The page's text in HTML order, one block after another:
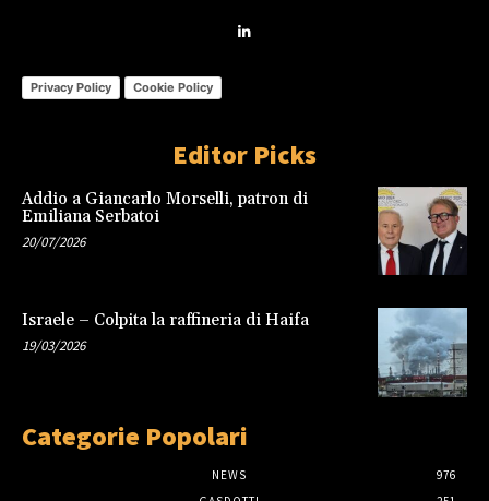
Privacy Policy Cookie Policy
Editor Picks
Addio a Giancarlo Morselli, patron di
Emiliana Serbatoi
20/07/2026
Israele – Colpita la raffineria di Haifa
19/03/2026
Categorie Popolari
NEWS
976